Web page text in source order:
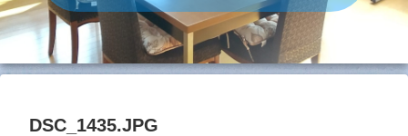
DSC_1435.JPG